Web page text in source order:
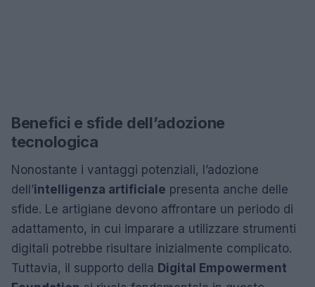
Benefici e sfide dell’adozione
tecnologica
Nonostante i vantaggi potenziali, l’adozione
dell’intelligenza artificiale presenta anche delle
sfide. Le artigiane devono affrontare un periodo di
adattamento, in cui imparare a utilizzare strumenti
digitali potrebbe risultare inizialmente complicato.
Tuttavia, il supporto della Digital Empowerment